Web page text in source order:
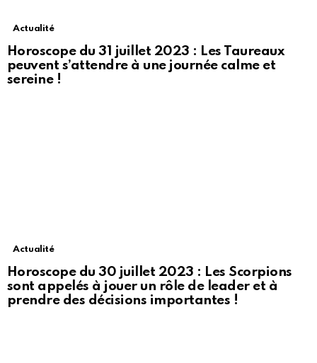
Actualité
Horoscope du 31 juillet 2023 : Les Taureaux
peuvent s’attendre à une journée calme et
sereine !
Actualité
Horoscope du 30 juillet 2023 : Les Scorpions
sont appelés à jouer un rôle de leader et à
prendre des décisions importantes !